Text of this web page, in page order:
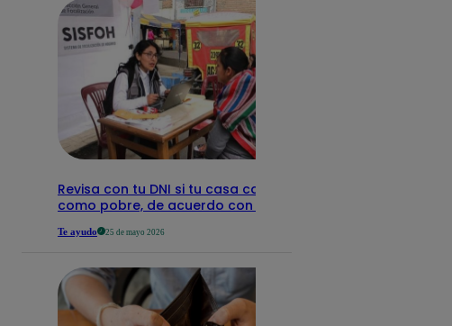
Revisa con tu DNI si tu casa califica
como pobre, de acuerdo con el Sisfoh
Te ayudo 25 de mayo 2026